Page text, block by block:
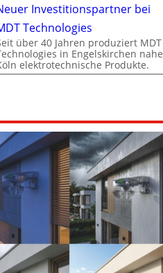
Investitionspartner bei
Technologies
über 40 Jahren produziert MDT
in Engelskirchen nahe
elektrotechnische Produkte.